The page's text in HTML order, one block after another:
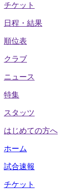
チケット
日程・結果
順位表
クラブ
ニュース
特集
スタッツ
はじめての方へ
ホーム
試合速報
チケット